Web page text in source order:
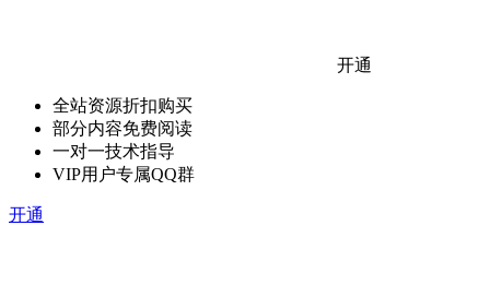
开通
全站资源折扣购买
部分内容免费阅读
一对一技术指导
VIP用户专属QQ群
开通